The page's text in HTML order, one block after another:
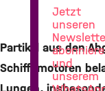
Partikel aus den
Schiffsmotoren
Jetzt
unseren
und
unserem